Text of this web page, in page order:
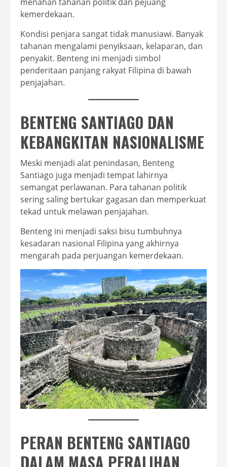
kemerdekaan.
Kondisi penjara sangat tidak manusiawi. Banyak
tahanan mengalami penyiksaan, kelaparan, dan
penyakit. Benteng ini menjadi simbol
penderitaan panjang rakyat Filipina di bawah
penjajahan.
BENTENG SANTIAGO DAN
KEBANGKITAN NASIONALISME
Meski menjadi alat penindasan, Benteng
Santiago juga menjadi tempat lahirnya
semangat perlawanan. Para tahanan politik
sering saling bertukar gagasan dan memperkuat
tekad untuk melawan penjajahan.
Benteng ini menjadi saksi bisu tumbuhnya
kesadaran nasional Filipina yang akhirnya
mengarah pada perjuangan kemerdekaan.
PERAN BENTENG SANTIAGO
DALAM MASA PERALIHAN